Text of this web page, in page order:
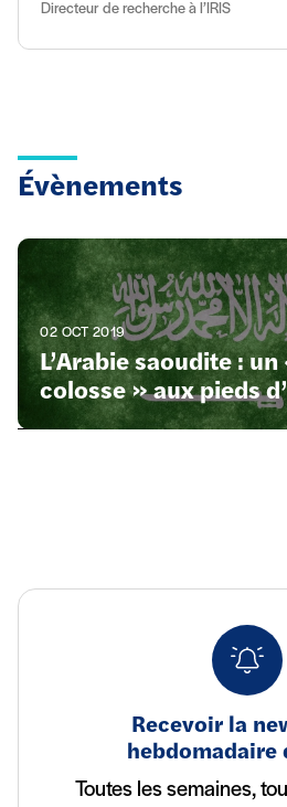
Directeur de recherche à l’IRIS
Évènements
02 OCT 2019
L’Arabie saoudite : un
colosse » aux pieds
Recevoir la
hebdomadaire
Toutes les semaines,